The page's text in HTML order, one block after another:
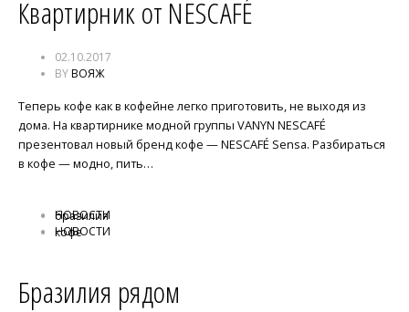
Квартирник от NESCAFÉ
02.10.2017
BYВОЯЖ
Теперь кофе как в кофейне легко приготовить, не выходя из
дома. На квартирнике модной группы VANYN NESCAFÉ
презентовал новый бренд кофе — NESCAFÉ Sensa. Разбираться
в кофе — модно, пить…
НОВОСТИ
НОВОСТИ
бразилия
кофе
Бразилия рядом